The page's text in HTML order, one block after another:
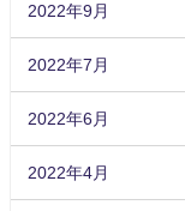
2022年9月
2022年7月
2022年6月
2022年4月